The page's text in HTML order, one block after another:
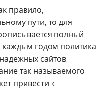
правило,
пути, то для
полный
каждым годом политика
сайтов
так называемого
привести к